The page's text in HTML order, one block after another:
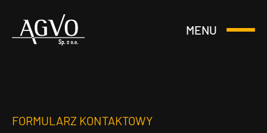
Header
MENU
Otwórz
FORMULARZ KONTAKTOWY